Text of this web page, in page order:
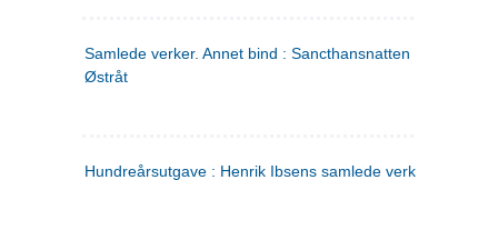
Samlede verker. Annet bind : Sancthansnatten ; Fru Inger
Østråt
Hundreårsutgave : Henrik Ibsens samlede verker. 2